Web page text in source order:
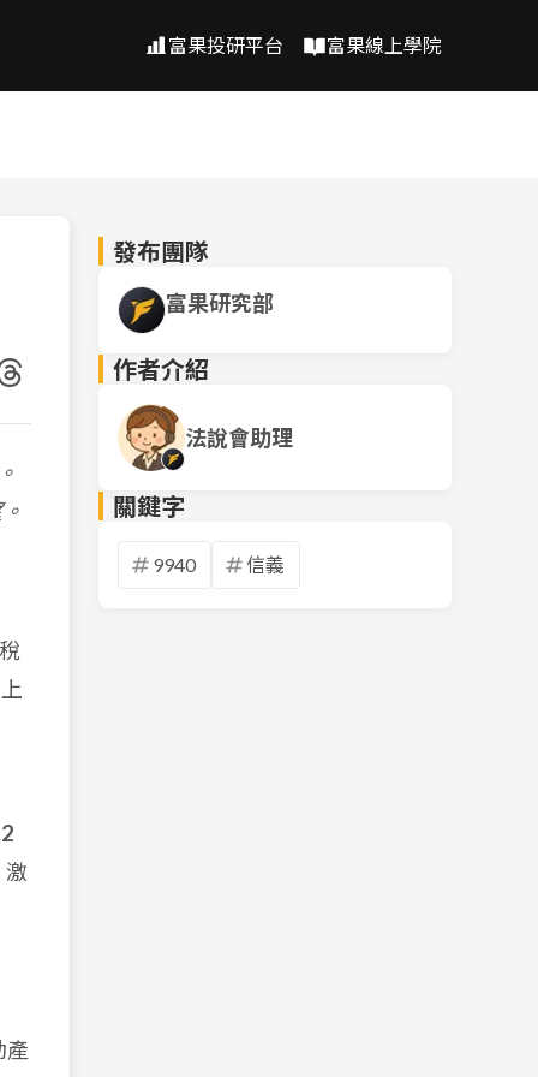
富果投研平台 富果線上學院
激
產
發布團隊
富果研究部
作者介紹
法說會助理
關鍵字
9940 信義